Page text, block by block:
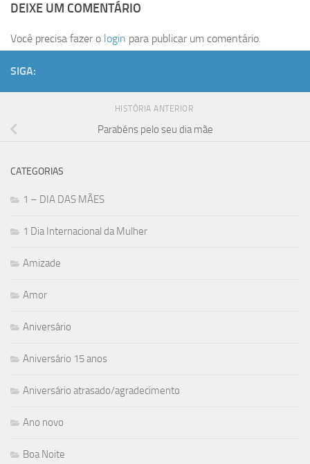
DEIXE UM COMENTÁRIO
Você precisa fazer o login para publicar um comentário.
SIGA:
HISTÓRIA ANTERIOR
Parabéns pelo seu dia mãe
CATEGORIAS
1 – DIA DAS MÃES
1 Dia Internacional da Mulher
Amizade
Amor
Aniversário
Aniversário 15 anos
Aniversário atrasado/agradecimento
Ano novo
Boa Noite